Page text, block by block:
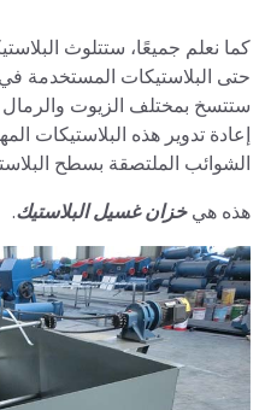
كما نعلم جميعًا، ستتلوث
حتى البلاستيكات المستخدمة في
ستتسخ بمختلف الزيوت والرمال
إعادة تدوير هذه البلاستيكات
الشوائب الملتصقة بسطح
هذه هيخزان غسيل البلاستيك.